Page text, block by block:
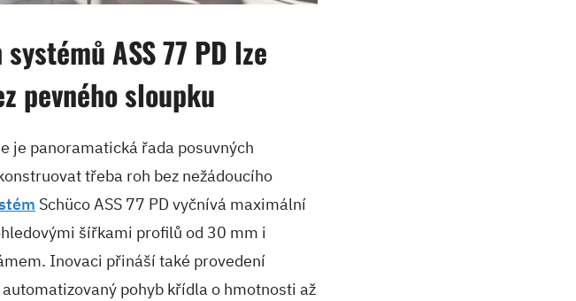
ASS 77 PD lze
pevného sloupku
je panoramatická řada posuvných
třeba roh bez nežádoucího
Schüco ASS 77 PD vyčnívá maximální
šířkami profilů od 30 mm i
Inovaci přináší také provedení
pohyb křídla o hmotnosti až